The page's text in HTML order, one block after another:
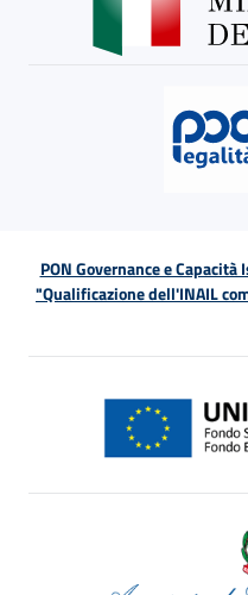
PON Governance e
"Qualificazione dell'INAIL